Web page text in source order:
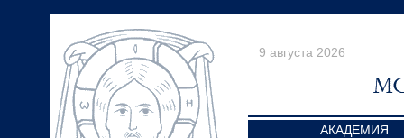
9 августа 2026
АКАДЕМИЯ